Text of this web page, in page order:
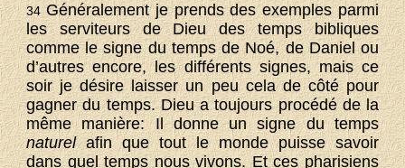
34Généralement je prends des exemples parmi
les serviteurs de Dieu des temps bibliques
comme le signe du temps de Noé, de Daniel ou
d’autres encore, les différents signes, mais ce
soir je désire laisser un peu cela de côté pour
gagner du temps. Dieu a toujours procédé de la
même manière: Il donne un signe du temps
naturelafin que tout le monde puisse savoir
dans quel temps nous vivons. Et ces pharisiens